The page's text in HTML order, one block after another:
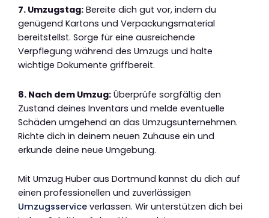
7. Umzugstag: Bereite dich gut vor, indem du
genügend Kartons und Verpackungsmaterial
bereitstellst. Sorge für eine ausreichende
Verpflegung während des Umzugs und halte
wichtige Dokumente griffbereit.
8. Nach dem Umzug: Überprüfe sorgfältig den
Zustand deines Inventars und melde eventuelle
Schäden umgehend an das Umzugsunternehmen.
Richte dich in deinem neuen Zuhause ein und
erkunde deine neue Umgebung.
Mit Umzug Huber aus Dortmund kannst du dich auf
einen professionellen und zuverlässigen
Umzugsservice verlassen. Wir unterstützen dich bei